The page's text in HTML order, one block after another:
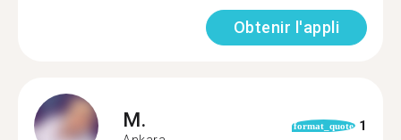
Obtenir l'appli
M. format_quote 1